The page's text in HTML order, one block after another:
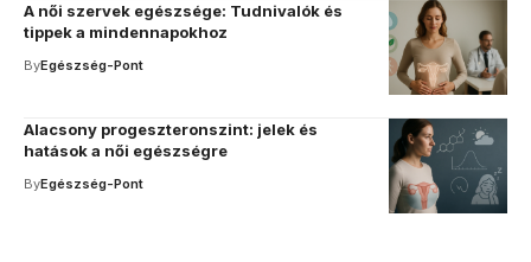
A női szervek egészsége: Tudnivalók és
tippek a mindennapokhoz
ByEgészség-Pont
Alacsony progeszteronszint: jelek és
hatások a női egészségre
ByEgészség-Pont